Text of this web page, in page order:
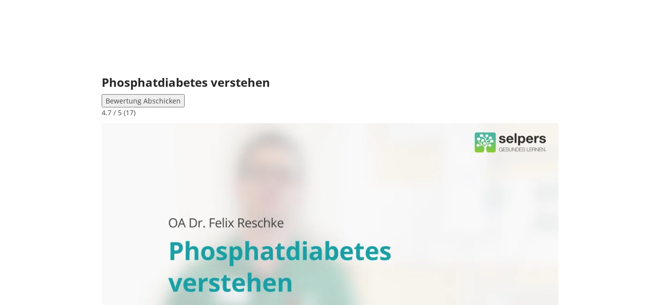
Phosphatdiabetes verstehen
Bewertung Abschicken
4.7 / 5 (17)
Phosphatdiabetes ist eine seltene Stoffwechselerkrankung, die das Leben von Betroffenen stark beeinflussen kann. Die häufigste Form
Welche Ursache hat Phosphatdiabetes?
An welche Ärztin/welchen Arzt kann ich mich bei Phosphatdiabetes wenden?
Kostenlos und ohne Anmeldung
Medizinische Leitung